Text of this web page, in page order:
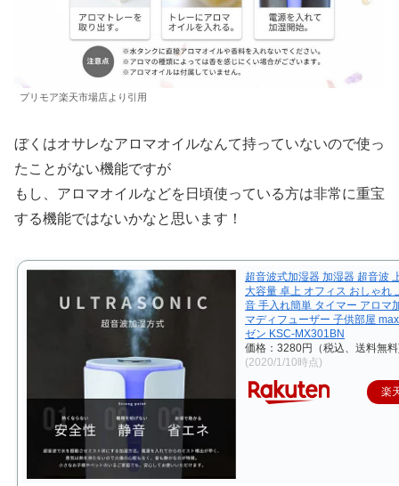
プリモア楽天市場店より引用
ぼくはオサレなアロマオイルなんて持っていないので使っ
たことがない機能ですが
もし、アロマオイルなどを日頃使っている方は非常に重宝
する機能ではないかなと思います！
超音波式加湿器 加湿器 超音波
大容量 卓上 オフィス おしゃれ
音 手入れ簡単 タイマー アロマ
マディフューザー 子供部屋
ゼン KSC-MX301BN
価格：3280円（税込、送料無
(2020/1/10時点)
楽